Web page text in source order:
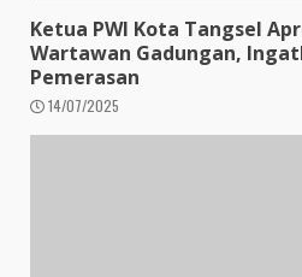
Ketua PWI Kota Tangsel
Wartawan Gadungan,
Pemerasan
14/07/2025